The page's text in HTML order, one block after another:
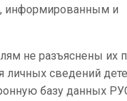
информированным и
не разъяснены их
личных сведений
базу данных